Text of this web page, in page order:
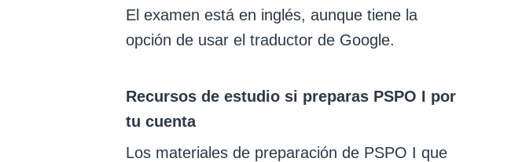
El examen está en inglés, aunque tiene la
opción de usar el traductor de Google.
Recursos de estudio si preparas PSPO I por
tu cuenta
Los materiales de preparación de PSPO I que